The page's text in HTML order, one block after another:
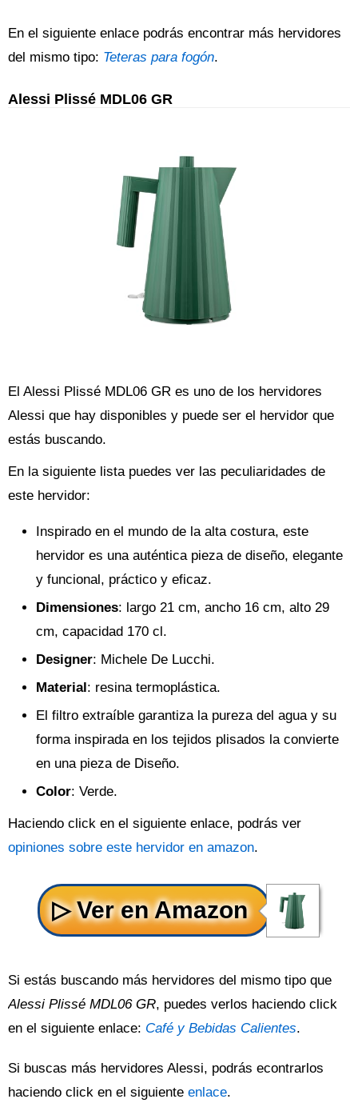
En el siguiente enlace podrás encontrar más hervidores
del mismo tipo: Teteras para fogón.
Alessi Plissé MDL06 GR
El Alessi Plissé MDL06 GR es uno de los hervidores
Alessi que hay disponibles y puede ser el hervidor que
estás buscando.
En la siguiente lista puedes ver las peculiaridades de
este hervidor:
Inspirado en el mundo de la alta costura, este
hervidor es una auténtica pieza de diseño, elegante
y funcional, práctico y eficaz.
Dimensiones: largo 21 cm, ancho 16 cm, alto 29
cm, capacidad 170 cl.
Designer: Michele De Lucchi.
Material: resina termoplástica.
El filtro extraíble garantiza la pureza del agua y su
forma inspirada en los tejidos plisados la convierte
en una pieza de Diseño.
Color: Verde.
Haciendo click en el siguiente enlace, podrás ver
opiniones sobre este hervidor en amazon.
Si estás buscando más hervidores del mismo tipo que
Alessi Plissé MDL06 GR, puedes verlos haciendo click
en el siguiente enlace: Café y Bebidas Calientes.
Si buscas más hervidores Alessi, podrás econtrarlos
haciendo click en el siguiente enlace.